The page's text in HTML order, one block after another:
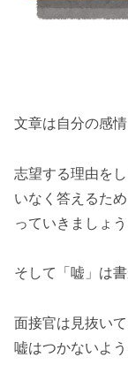
文章は自分の感
志望する理由を
いなく答えるた
っていきましょう
そして「嘘」は
面接官は見抜い
嘘はつかないよ